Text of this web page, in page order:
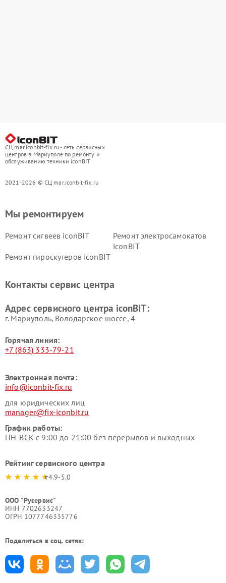
СЦ mar.iconbit-fix.ru - сеть сервисных
центров в Мариуполе по ремонту и
обслуживанию техники iconBIT
2021-2026 © СЦ mar.iconbit-fix.ru
Мы ремонтируем
Ремонт сигвеев iconBIT
Ремонт электросамокатов
iconBIT
Ремонт гироскутеров iconBIT
Контакты сервис центра
Адрес сервисного центра iconBIT:
г. Мариуполь, Володарское шоссе, 4
Горячая линия:
+7 (863) 333-79-21
Электронная почта:
info@iconbit-fix.ru
для юридических лиц
manager@fix-iconbit.ru
График работы:
ПН-ВСК с 9:00 до 21:00 без перерывов и выходных
Рейтинг сервисного центра
4.9-5.0
ООО "Русервис"
ИНН 7702633247
ОГРН 1077746335776
Поделиться в соц. сетях: